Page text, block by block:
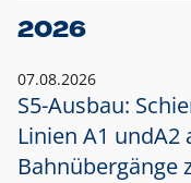
2026
07.08.2026
S5-Ausbau:
Linien A1 undA2
Bahnübergänge